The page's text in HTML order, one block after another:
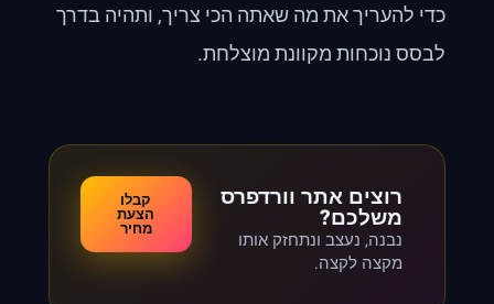
כדי להעריך את מה שאתה הכי צריך, ותהיה בדרך
לבסס נוכחות מקוונת מוצלחת.
רוצים אתר וורדפרס
משלכם?
נבנה, נעצב ונתחזק אותו
מקצה לקצה.
קבלו
הצעת
מחיר